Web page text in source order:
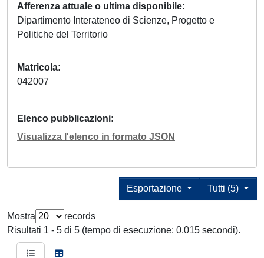
Afferenza attuale o ultima disponibile
Dipartimento Interateneo di Scienze, Progetto e
Politiche del Territorio
Matricola
042007
Elenco pubblicazioni
Visualizza l'elenco in formato JSON
Tutti (5)
Esportazione
Mostra
records
Risultati 1 - 5 di 5 (tempo di esecuzione: 0.015 secondi).